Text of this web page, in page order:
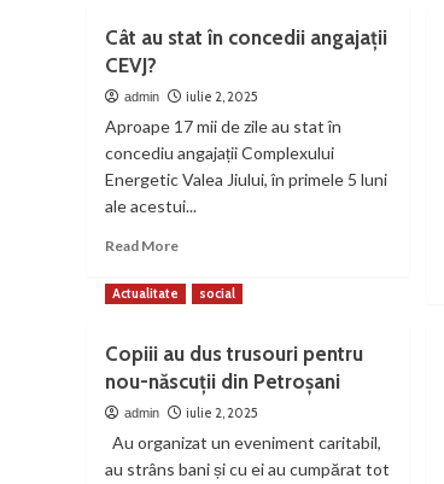
Cât au stat în concedii angajații
CEVJ?
admin iulie 2, 2025
Aproape 17 mii de zile au stat în
concediu angajații Complexului
Energetic Valea Jiului, în primele 5 luni
ale acestui...
Read MoreRead
about
stat
în
concedii
angajații
CEVJ?
Actualitate social
Copiii au dus trusouri pentru
nou-născuții din Petroșani
admin iulie 2, 2025
Au organizat un eveniment caritabil,
au strâns bani și cu ei au cumpărat tot